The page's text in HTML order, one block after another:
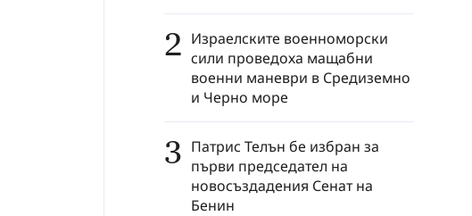
2 Израелските военноморски
сили проведоха мащабни
военни маневри в Средиземно
и Черно море
3 Патрис Телън бе избран за
първи председател на
новосъздадения Сенат на
Бенин